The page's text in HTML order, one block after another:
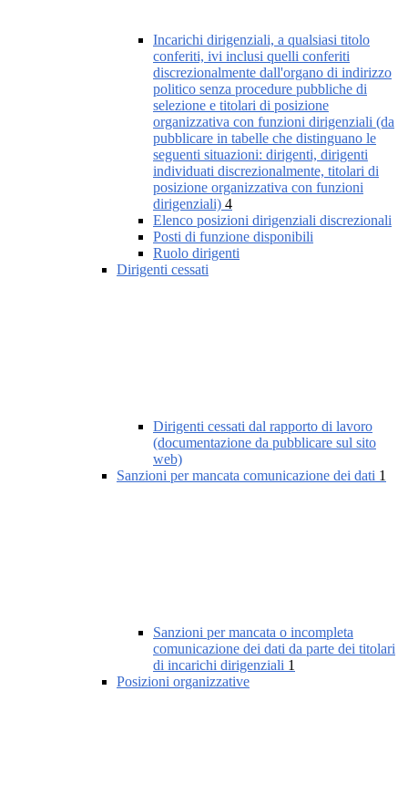
Incarichi dirigenziali, a qualsiasi titolo
conferiti, ivi inclusi quelli conferiti
discrezionalmente dall'organo di indirizzo
politico senza procedure pubbliche di
selezione e titolari di posizione
organizzativa con funzioni dirigenziali (da
pubblicare in tabelle che distinguano le
seguenti situazioni: dirigenti, dirigenti
individuati discrezionalmente, titolari di
posizione organizzativa con funzioni
dirigenziali) 4
Elenco posizioni dirigenziali discrezionali
Posti di funzione disponibili
Ruolo dirigenti
Dirigenti cessati
Dirigenti cessati dal rapporto di lavoro
(documentazione da pubblicare sul sito
web)
Sanzioni per mancata comunicazione dei dati 1
Sanzioni per mancata o incompleta
comunicazione dei dati da parte dei titolari
di incarichi dirigenziali 1
Posizioni organizzative